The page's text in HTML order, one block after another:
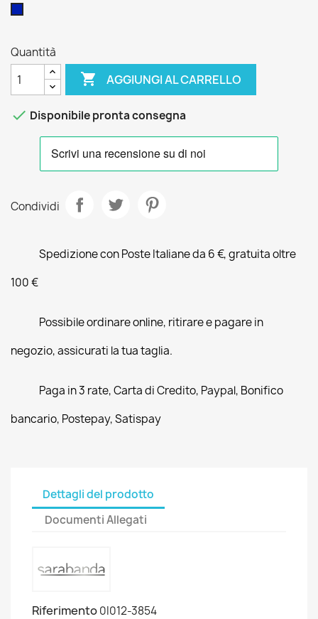
Quantità
 AGGIUNGI AL CARRELLO
 Disponibile pronta consegna
Condividi
Spedizione con Poste Italiane da 6 €, gratuita oltre
100 €
Possibile ordinare online, ritirare e pagare in
negozio, assicurati la tua taglia.
Paga in 3 rate, Carta di Credito, Paypal, Bonifico
bancario, Postepay, Satispay
Dettagli del prodotto
Documenti Allegati
Riferimento0I012-3854